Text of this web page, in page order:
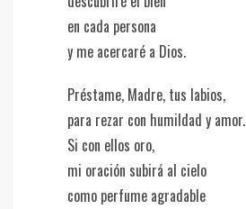
en cada persona
y me acercaré a Dios.
Préstame, Madre, tus labios,
para rezar con humildad y amor.
Si con ellos oro,
mi oración subirá al cielo
como perfume agradable